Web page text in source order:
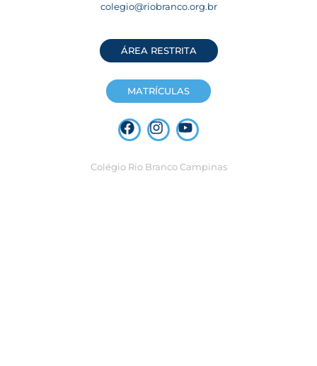
colegio@riobranco.org.br
ÁREA RESTRITA
MATRÍCULAS
Colégio Rio Branco Campinas